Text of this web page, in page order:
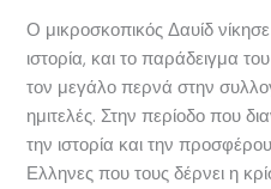
Ο μικροσκοπικός Δαυίδ νίκησε
ιστορία, και το παράδειγμα
τον μεγάλο περνά στην
ημιτελές. Στην περίοδο που
την ιστορία και την
Ελληνες που τους δέρνει η